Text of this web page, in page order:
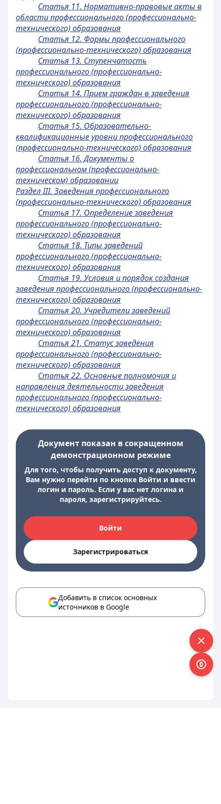
Статья 11. Нормативно-правовые акты в
области профессионального (профессионально-
технического) образования
Статья 12. Формы профессионального
(профессионально-технического) образования
Статья 13. Ступенчатость
профессионального (профессионально-
технического) образования
Статья 14. Прием граждан в заведения
профессионального (профессионально-
технического) образования
Статья 15. Образовательно-
квалификационные уровни профессионального
(профессионально-технического) образования
Статья 16. Документы о
профессиональном (профессионально-
техническом) образовании
Раздел III. Заведения профессионального
(профессионально-технического) образования
Статья 17. Определение заведения
профессионального (профессионально-
технического) образования
Статья 18. Типы заведений
профессионального (профессионально-
технического) образования
Статья 19. Условия и порядок создания
заведения профессионального (профессионально-
технического) образования
Статья 20. Учредители заведений
профессионального (профессионально-
технического) образования
Статья 21. Статус заведения
профессионального (профессионально-
технического) образования
Статья 22. Основные полномочия и
направления деятельности заведения
профессионального (профессионально-
технического) образования
Документ показан в сокращенном
демонстрационном режиме
Для того, чтобы получить доступ к документу,
Вам нужно перейти по кнопке Войти и ввести
логин и пароль. Если у вас нет логина и
пароля, зарегистрируйтесь.
Войти
Зарегистрироваться
Добавить в список основных
источников в Google